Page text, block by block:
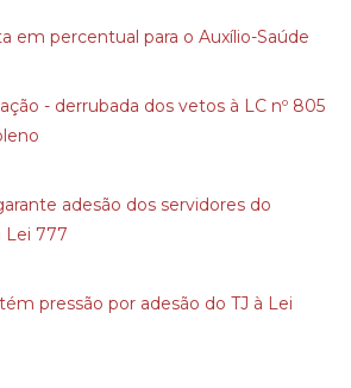
em percentual para o Auxílio-Saúde
- derrubada dos vetos à LC nº 805
adesão dos servidores do
Lei 777
pressão por adesão do TJ à Lei